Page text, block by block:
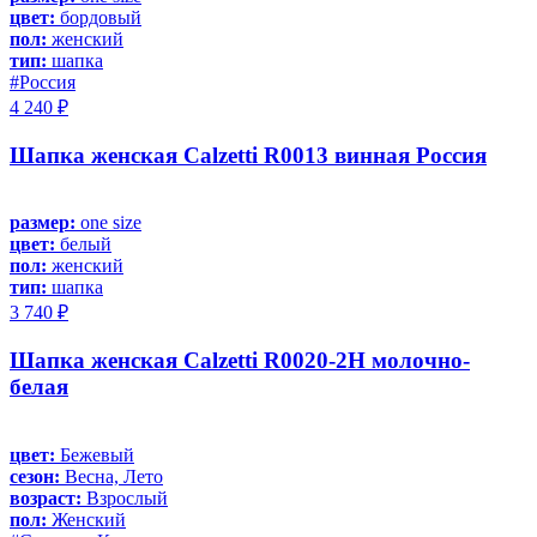
цвет: бордовый
пол: женский
тип: шапка
#Россия
4 240 ₽
Шапка женская Calzetti R0013 винная Россия
размер: one size
цвет: белый
пол: женский
тип: шапка
3 740 ₽
Шапка женская Calzetti R0020-2H молочно-
белая
цвет: Бежевый
сезон: Весна, Лето
возраст: Взрослый
пол: Женский